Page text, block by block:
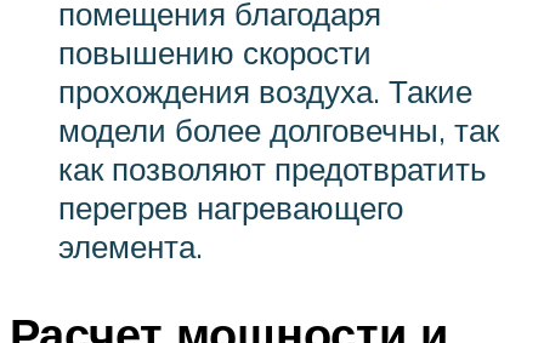
помещения благодаря
повышению скорости
прохождения воздуха. Такие
модели более долговечны, так
как позволяют предотвратить
перегрев нагревающего
элемента.